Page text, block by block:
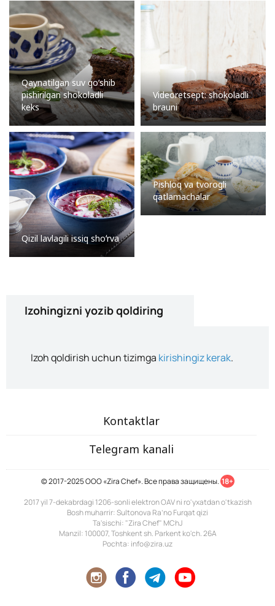
Qaynatilgan suv qo’shib
pishirilgan shokoladli
keks
Videoretsept: shokoladli
brauni
Qizil lavlagili issiq shoʻrva
Pishloq va tvorogli
qatlamachalar
Izohingizni yozib qoldiring
Izoh qoldirish uchun tizimga kirishingiz kerak.
Kontaktlar
Telegram kanali
© 2017-2025 ООО «Zira Chef». Все права защищены. 18+
2017 yil 7-dekabrdagi 1206-sonli elektron OAV ni ro'yxatdan o'tkazish
Bosh muharrir: Sultonova Ra’no Furqat qizi
Ta'sischi: "Zira Chef" MChJ
Manzil: 100007, Toshkent sh. Parkent ko'ch. 26A
Pochta: info@zira.uz